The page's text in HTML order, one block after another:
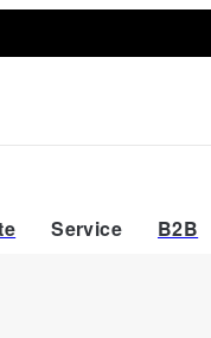
Service B2B